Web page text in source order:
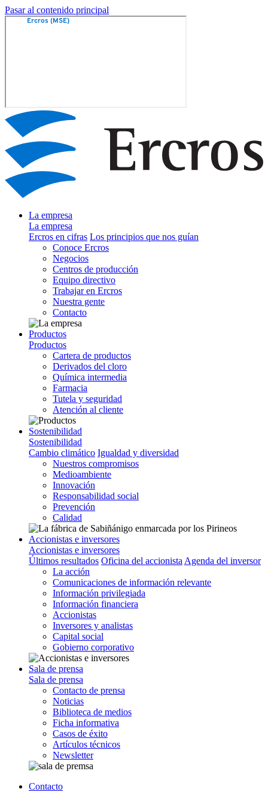
Pasar al contenido principal
La empresa
La empresa
Ercros en cifras Los principios que nos guían
Conoce Ercros
Negocios
Centros de producción
Equipo directivo
Trabajar en Ercros
Nuestra gente
Contacto
Productos
Productos
Cartera de productos
Derivados del cloro
Química intermedia
Farmacia
Tutela y seguridad
Atención al cliente
Sostenibilidad
Sostenibilidad
Cambio climático Igualdad y diversidad
Nuestros compromisos
Medioambiente
Innovación
Responsabilidad social
Prevención
Calidad
Accionistas e inversores
Accionistas e inversores
Últimos resultados Oficina del accionista Agenda del inversor
La acción
Comunicaciones de información relevante
Información privilegiada
Información financiera
Accionistas
Inversores y analistas
Capital social
Gobierno corporativo
Sala de prensa
Sala de prensa
Contacto de prensa
Noticias
Biblioteca de medios
Ficha informativa
Casos de éxito
Artículos técnicos
Newsletter
Contacto